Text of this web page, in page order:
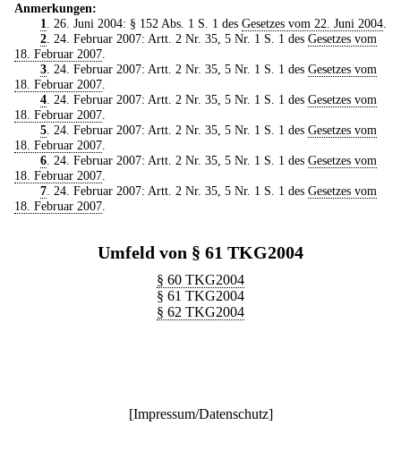
Anmerkungen:
1. 26. Juni 2004: § 152 Abs. 1 S. 1 des Gesetzes vom 22. Juni 2004.
2. 24. Februar 2007: Artt. 2 Nr. 35, 5 Nr. 1 S. 1 des Gesetzes vom
18. Februar 2007.
3. 24. Februar 2007: Artt. 2 Nr. 35, 5 Nr. 1 S. 1 des Gesetzes vom
18. Februar 2007.
4. 24. Februar 2007: Artt. 2 Nr. 35, 5 Nr. 1 S. 1 des Gesetzes vom
18. Februar 2007.
5. 24. Februar 2007: Artt. 2 Nr. 35, 5 Nr. 1 S. 1 des Gesetzes vom
18. Februar 2007.
6. 24. Februar 2007: Artt. 2 Nr. 35, 5 Nr. 1 S. 1 des Gesetzes vom
18. Februar 2007.
7. 24. Februar 2007: Artt. 2 Nr. 35, 5 Nr. 1 S. 1 des Gesetzes vom
18. Februar 2007.
Umfeld von § 61 TKG2004
§ 60 TKG2004
§ 61 TKG2004
§ 62 TKG2004
[Impressum/Datenschutz]